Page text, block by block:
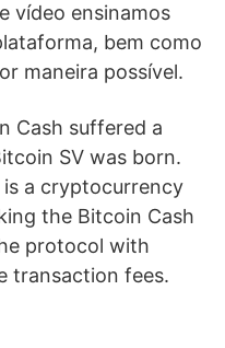
vídeo ensinamos
bem como
maneira possível.
Cash suffered a
SV was born.
is a cryptocurrency
the Bitcoin Cash
protocol with
transaction fees.